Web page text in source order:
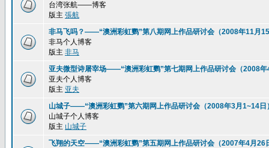
台湾张航——博客
版主 張航
非马飞吗？——“澳洲彩虹鹦”第八期网上作品研讨会（2008年11月
非马个人博客
版主 非马
亚夫微型诗屠宰场——“澳洲彩虹鹦”第七期网上作品研讨会（2008
亚夫个人博客
版主 亚夫
山城子——“澳洲彩虹鹦”第六期网上作品研讨会（2008年3月1~14日
山城子个人博客
版主 山城子
飞翔的天空——“澳洲彩虹鹦”第五期网上作品研讨会（2007年4月26